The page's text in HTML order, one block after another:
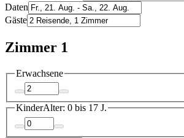
Daten
Gäste
Zimmer 1
Erwachsene
KinderAlter: 0 bis 17 J.